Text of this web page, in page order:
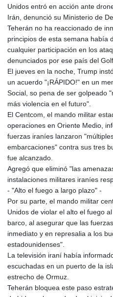
Unidos entró en acción ante
Irán, denunció su Ministerio de
Teherán no ha reaccionado de
principios de esta semana había
cualquier participación en los
denunciados por ese país del
El jueves en la noche, Trump
un acuerdo "¡RÁPIDO!" en un
Social, so pena de ser golpeado
más violencia en el futuro".
El Centcom, el mando militar
operaciones en Oriente Medio,
fuerzas iraníes lanzaron
embarcaciones" contra sus tres
fue alcanzado.
Agregó que eliminó "las
instalaciones militares iraníes
- "Alto el fuego a largo plazo" -
Por su parte, el mando militar
Unidos de violar el alto el fuego
barco, al asegurar que las
inmediato y en represalia a los
estadounidenses".
La televisión iraní había
escuchadas en un puerto de la
estrecho de Ormuz.
Teherán bloquea este paso